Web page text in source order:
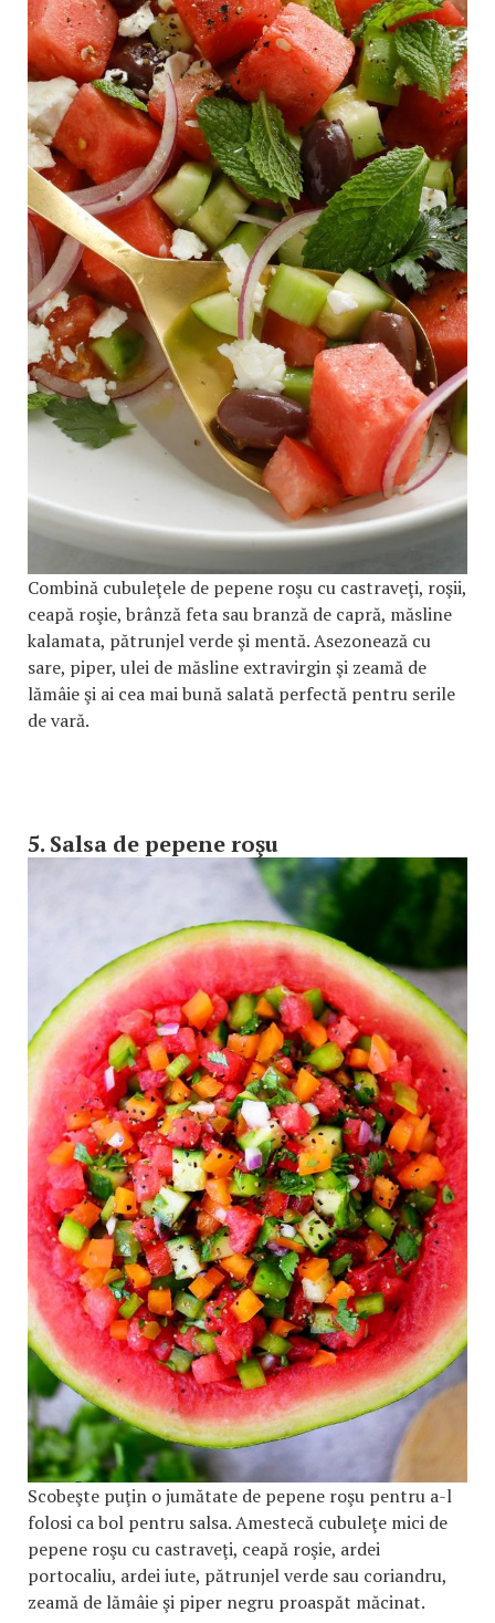
Combină cubuleţele de pepene roşu cu castraveţi, roşii,
ceapă roşie, brânză feta sau branză de capră, măsline
kalamata, pătrunjel verde şi mentă. Asezonează cu
sare, piper, ulei de măsline extravirgin şi zeamă de
lămâie şi ai cea mai bună salată perfectă pentru serile
de vară.
5. Salsa de pepene roşu
Scobeşte puţin o jumătate de pepene roşu pentru a-l
folosi ca bol pentru salsa. Amestecă cubuleţe mici de
pepene roşu cu castraveţi, ceapă roşie, ardei
portocaliu, ardei iute, pătrunjel verde sau coriandru,
zeamă de lămâie şi piper negru proaspăt măcinat.